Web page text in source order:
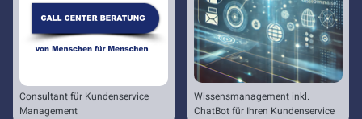
Consultant für Kundenservice
Management
Wissensmanagement inkl.
ChatBot für Ihren Kundenservice